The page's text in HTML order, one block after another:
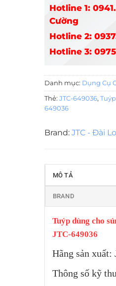
Hotline 1:
Cường
Hotline 2:
Hotline 3:
Danh mục: Dụng Cụ
Thẻ: JTC-649036,
649036
Brand: JTC - Đài
MÔ TẢ
BRAND
Tuýp dùng cho
JTC-649036
Hãng sản
Thông số kỹ